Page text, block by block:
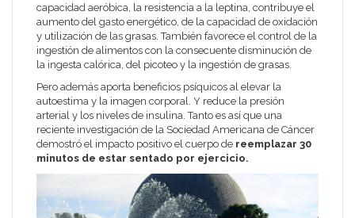
capacidad aeróbica, la resistencia a la leptina, contribuye el
aumento del gasto energético, de la capacidad de oxidación
y utilización de las grasas. También favorece el control de la
ingestión de alimentos con la consecuente disminución de
la ingesta calórica, del picoteo y la ingestión de grasas.
Pero además aporta beneficios psíquicos al elevar la
autoestima y la imagen corporal. Y reduce la presión
arterial y los niveles de insulina. Tanto es así que una
reciente investigación de la Sociedad Americana de Cáncer
demostró el impacto positivo el cuerpo de reemplazar 30
minutos de estar sentado por ejercicio.